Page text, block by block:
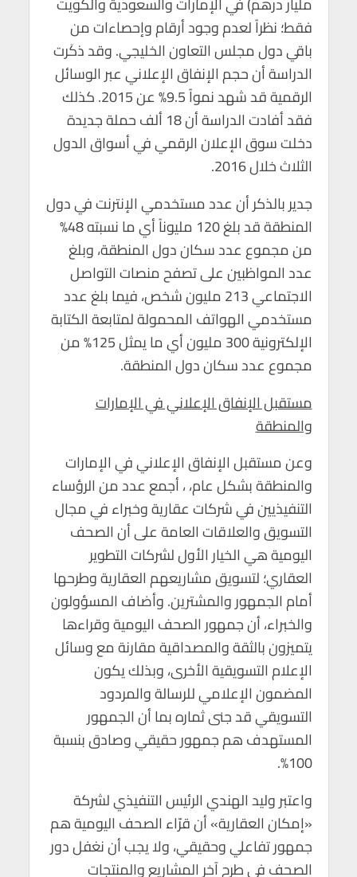
فقط؛ نظراً لعدم وجود أرقام وإحصاءات من
باقي دول مجلس التعاون الخليجي. وقد ذكَرت
الدراسة أن حجم الإنفاق الإعلاني عبر الوسائل
الرقمية قد شهد نمواً 9.5% عن 2015. كذلك
فقد أفادت الدراسة أن 18 ألف حملة جديدة
دخلت سوق الإعلان الرقمي في أسواق الدول
الثلاث خلال 2016.
جدير بالذكر أن عدد مستخدمي الإنترنت في دول
المنطقة قد بلغ 120 مليوناً أي ما نسبته 48%
من مجموع عدد سكان دول المنطقة، وبلغ
عدد المواظبين على تصفح منصات التواصل
الاجتماعي 213 مليون شخص، فيما بلغ عدد
مستخدمي الهواتف المحمولة لمتابعة الكتابة
الإلكترونية 300 مليون أي ما يمثل 125% من
مجموع عدد سكان دول المنطقة.
مستقبل الإنفاق الإعلاني في الإمارات
والمنطقة
وعن مستقبل الإنفاق الإعلاني في الإمارات
والمنطقة بشكل عام، ، أجمع عدد من الرؤساء
التنفيذيين في شركات عقارية وخبراء في مجال
التسويق والعلاقات العامة على أن الصحف
اليومية هي الخيار الأول لشركات التطوير
العقاري؛ لتسويق مشاريعهم العقارية وطرحها
أمام الجمهور والمشترين. وأضاف المسؤولون
والخبراء، أن جمهور الصحف اليومية وقراءها
يتميزون بالثقة والمصداقية مقارنة مع وسائل
الإعلام التسويقية الأخرى، وبذلك يكون
المضمون الإعلامي للرسالة والمردود
التسويقي قد جنى ثماره بما أن الجمهور
المستهدف هم جمهور حقيقي وصادق بنسبة
100%.
واعتبر وليد الهندي الرئيس التنفيذي لشركة
«إمكان العقارية» أن قرّاء الصحف اليومية هم
جمهور تفاعلي وحقيقي، ولا يجب أن نغفل دور
الصحف في طرح آخر المشاريع والمنتجات